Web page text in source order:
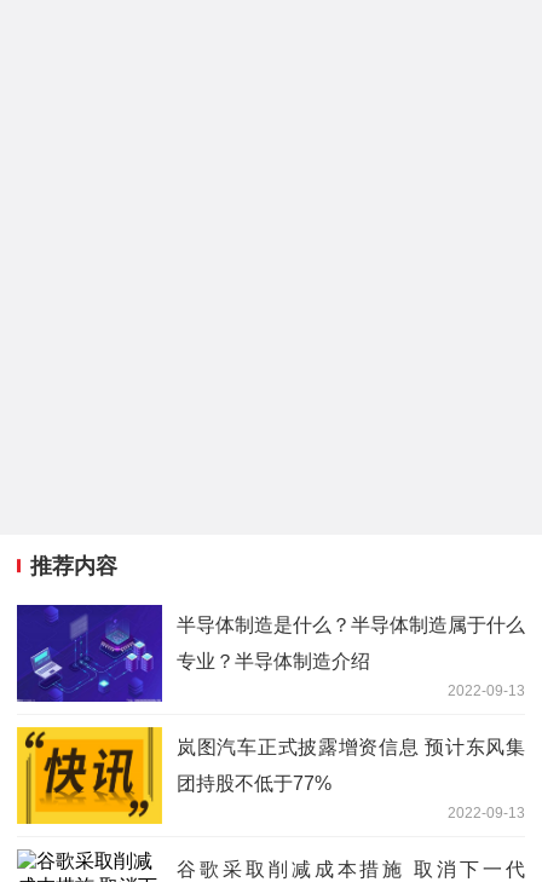
推荐内容
半导体制造是什么？半导体制造属于什么
专业？半导体制造介绍
2022-09-13
岚图汽车正式披露增资信息 预计东风集
团持股不低于77%
2022-09-13
谷歌采取削减成本措施 取消下一代